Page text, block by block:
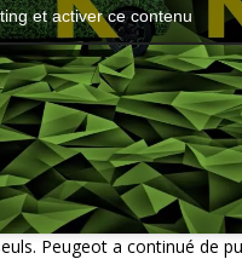
et activer ce contenu
Peugeot a continué de